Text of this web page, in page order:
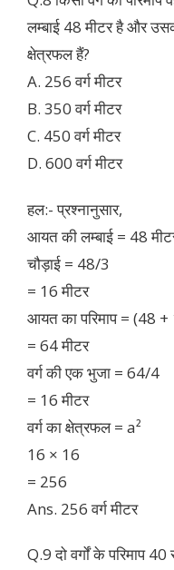
लम्बाई 48 मीटर है और
क्षेत्रफल हैं?
A. 256 वर्ग मीटर
B. 350 वर्ग मीटर
C. 450 वर्ग मीटर
D. 600 वर्ग मीटर
हल:- प्रश्नानुसार,
आयत की लम्बाई = 48
चौड़ाई = 48/3
= 16 मीटर
आयत का परिमाप = (48 +
= 64 मीटर
वर्ग की एक भुजा = 64/4
= 16 मीटर
वर्ग का क्षेत्रफल = a²
16 × 16
= 256
Ans. 256 वर्ग मीटर
Q.9 दो वर्गों के परिमाप